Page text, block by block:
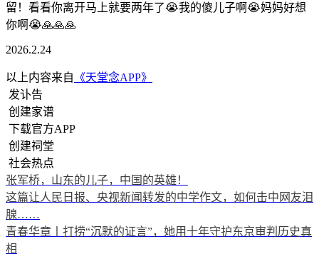
留！看看你离开马上就要两年了😭我的傻儿子啊😭妈妈好想
你啊😭🙏🙏🙏
2026.2.24
以上内容来自 《天堂念APP》
发讣告
创建家谱
下载官方APP
创建祠堂
社会热点
张军桥，山东的儿子，中国的英雄！
这篇让人民日报、央视新闻转发的中学作文，如何击中网友泪
腺……
青春华章丨打捞“沉默的证言”，她用十年守护东京审判历史真
相